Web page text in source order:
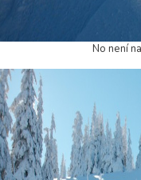
No není